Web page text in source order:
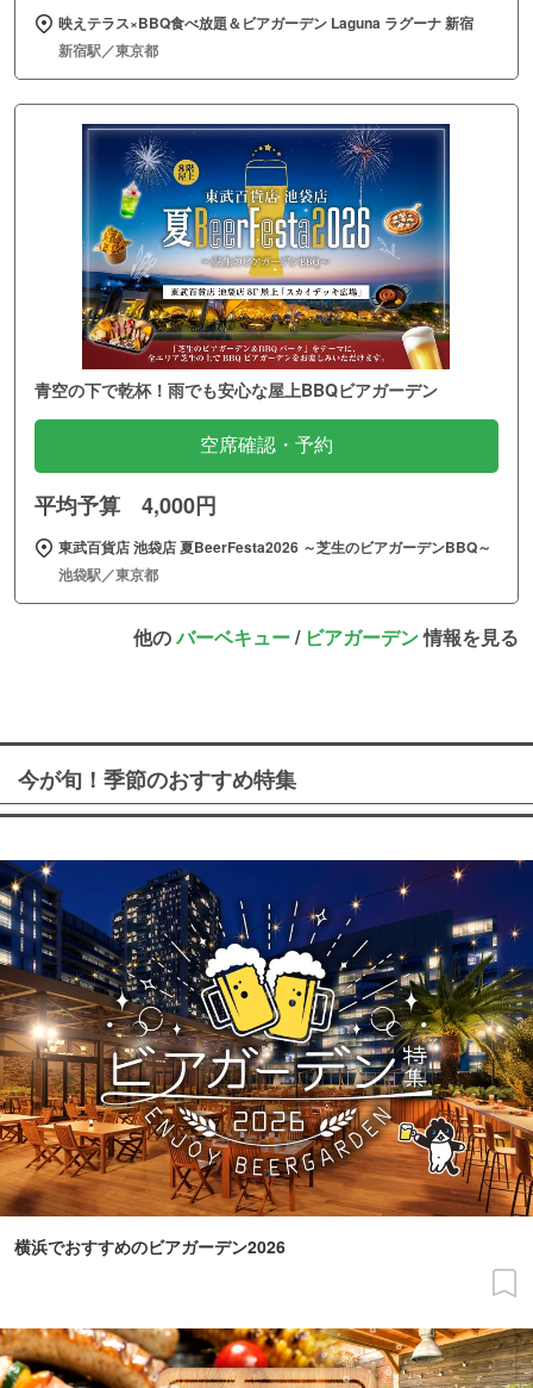
映えテラス×BBQ食べ放題＆ビアガーデン Laguna ラグーナ 新宿
新宿駅／東京都
青空の下で乾杯！雨でも安心な屋上BBQビアガーデン
空席確認・予約
平均予算 4,000円
東武百貨店 池袋店 夏BeerFesta2026 ～芝生のビアガーデンBBQ～
池袋駅／東京都
他のバーベキュー/ ビアガーデン情報を見る
今が旬！季節のおすすめ特集
横浜でおすすめのビアガーデン2026